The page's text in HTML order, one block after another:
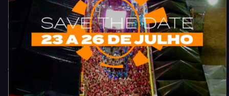
Acompanhe todas as novidades do entretenimento na região de
Fortaleza. Dicas, promoções, coberturas exclusivas e muito mais.